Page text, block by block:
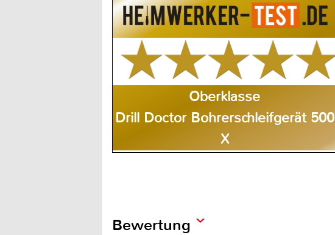
Oberklasse
Drill Doctor Bohrerschleifgerät 500
X
Bewertung